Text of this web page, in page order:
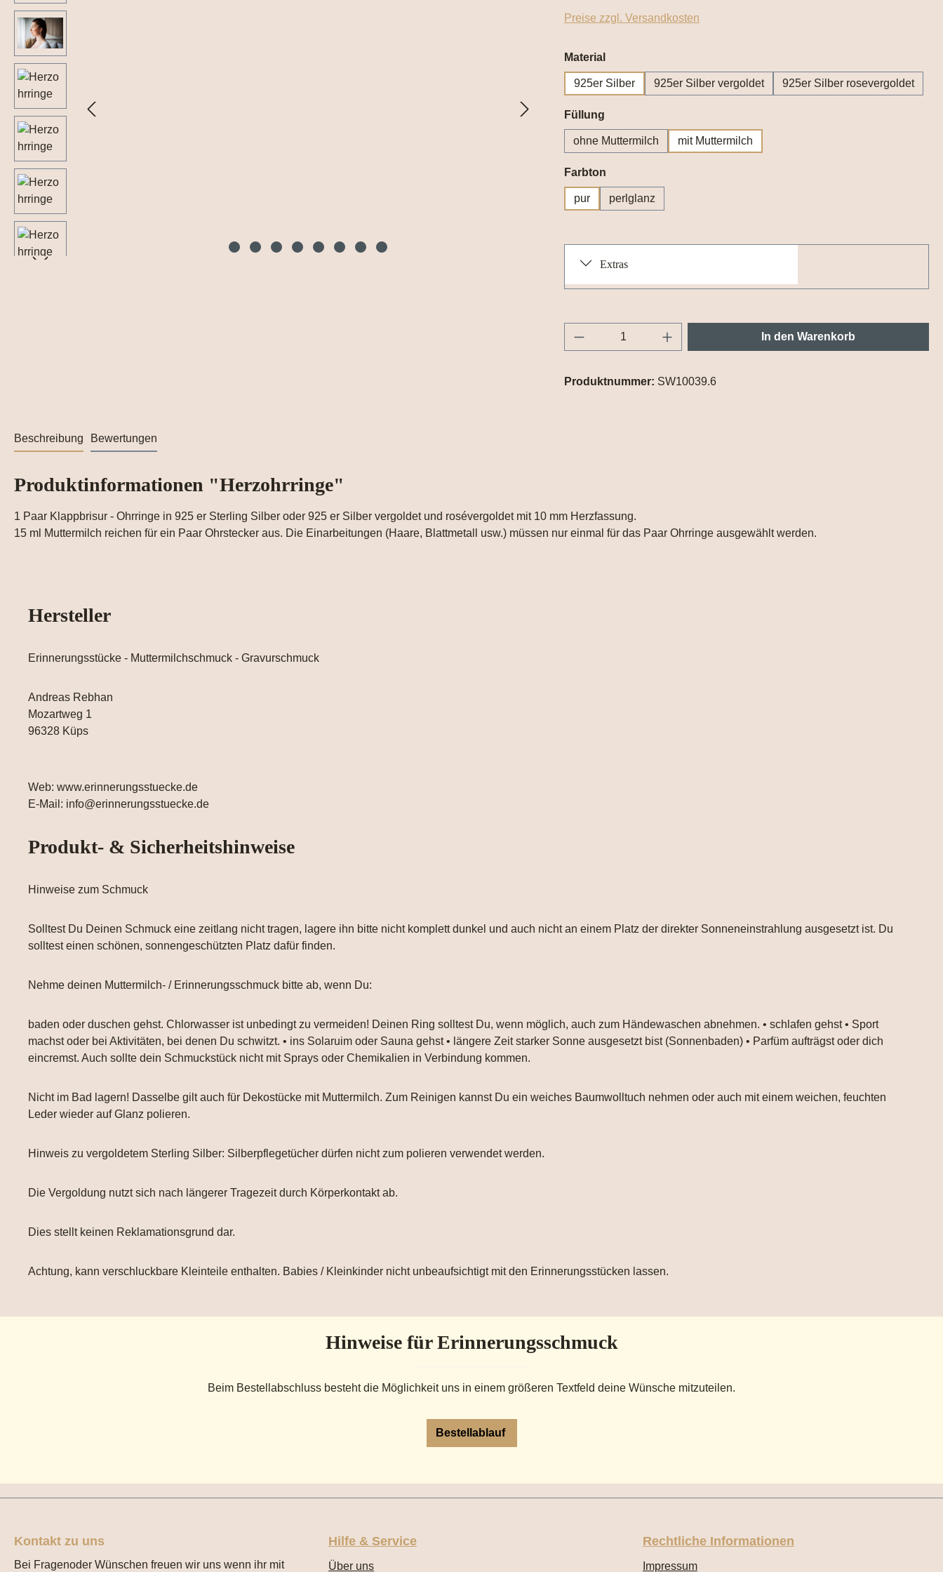
Preise zzgl. Versandkosten
Materialauswählen
925er Silber 925er Silber vergoldet 925er Silber rosevergoldet
Füllung
ohne Muttermilch mit Muttermilch
Farbton
pur perlglanz
Extras
Produkt Anzahl: Gib den gewünschten Wert ein
In den Warenkorb
Produktnummer: SW10039.6
Beschreibung Bewertungen
Produktinformationen "Herzohrringe"
1 Paar Klappbrisur - Ohrringe in 925 er Sterling Silber oder 925 er Silber vergoldet und rosévergoldet mit 10 mm Herzfassung.
15 ml Muttermilch reichen für ein Paar Ohrstecker aus. Die Einarbeitungen (Haare, Blattmetall usw.) müssen nur einmal für das Paar Ohrringe ausgewählt werden.
Hersteller
Erinnerungsstücke - Muttermilchschmuck - Gravurschmuck
Andreas Rebhan
Mozartweg 1
96328 Küps
Web: www.erinnerungsstuecke.de
E-Mail: info@erinnerungsstuecke.de
Produkt- & Sicherheitshinweise
Hinweise zum Schmuck
Solltest Du Deinen Schmuck eine zeitlang nicht tragen, lagere ihn bitte nicht komplett dunkel und auch nicht an einem Platz der direkter Sonneneinstrahlung ausgesetzt ist. Du
solltest einen schönen, sonnengeschützten Platz dafür finden.
Nehme deinen Muttermilch- / Erinnerungsschmuck bitte ab, wenn Du:
baden oder duschen gehst. Chlorwasser ist unbedingt zu vermeiden! Deinen Ring solltest Du, wenn möglich, auch zum Händewaschen abnehmen. • schlafen gehst • Sport
machst oder bei Aktivitäten, bei denen Du schwitzt. • ins Solaruim oder Sauna gehst • längere Zeit starker Sonne ausgesetzt bist (Sonnenbaden) • Parfüm aufträgst oder dich
eincremst. Auch sollte dein Schmuckstück nicht mit Sprays oder Chemikalien in Verbindung kommen.
Nicht im Bad lagern! Dasselbe gilt auch für Dekostücke mit Muttermilch. Zum Reinigen kannst Du ein weiches Baumwolltuch nehmen oder auch mit einem weichen, feuchten
Leder wieder auf Glanz polieren.
Hinweis zu vergoldetem Sterling Silber: Silberpflegetücher dürfen nicht zum polieren verwendet werden.
Die Vergoldung nutzt sich nach längerer Tragezeit durch Körperkontakt ab.
Dies stellt keinen Reklamationsgrund dar.
Achtung, kann verschluckbare Kleinteile enthalten. Babies / Kleinkinder nicht unbeaufsichtigt mit den Erinnerungsstücken lassen.
Hinweise für Erinnerungsschmuck
Beim Bestellabschluss besteht die Möglichkeit uns in einem größeren Textfeld deine Wünsche mitzuteilen.
Bestellablauf
Kontakt zu uns
Bei Fragenoder Wünschen freuen wir uns wenn ihr mit
Hilfe & Service
Über uns
Rechtliche Informationen
Impressum